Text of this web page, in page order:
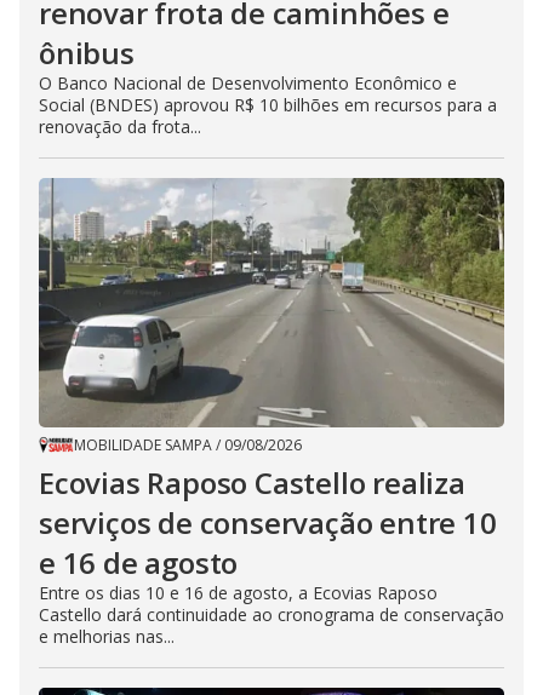
renovar frota de caminhões e
ônibus
O Banco Nacional de Desenvolvimento Econômico e
Social (BNDES) aprovou R$ 10 bilhões em recursos para a
renovação da frota...
MOBILIDADE SAMPA/ 09/08/2026
Ecovias Raposo Castello realiza
serviços de conservação entre 10
e 16 de agosto
Entre os dias 10 e 16 de agosto, a Ecovias Raposo
Castello dará continuidade ao cronograma de conservação
e melhorias nas...